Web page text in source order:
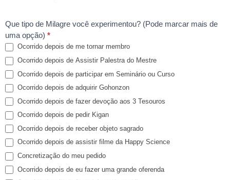
Que tipo de Milagre você experimentou? (Pode marcar mais de
uma opção) *
Ocorrido depois de me tornar membro
Ocorrido depois de Assistir Palestra do Mestre
Ocorrido depois de participar em Seminário ou Curso
Ocorrido depois de adquirir Gohonzon
Ocorrido depois de fazer devoção aos 3 Tesouros
Ocorrido depois de pedir Kigan
Ocorrido depois de receber objeto sagrado
Ocorrido depois de assistir filme da Happy Science
Concretização do meu pedido
Ocorrido depois de eu fazer uma grande oferenda